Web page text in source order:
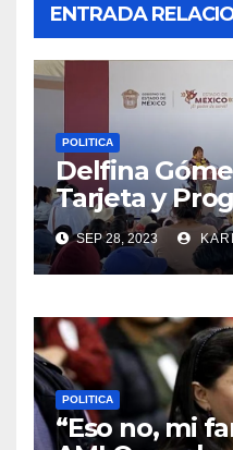
ENTRADA
POLITICA
Delfina
Tarjeta y
con Bienestar
SEP 28, 2023
POLITICA
“Eso no, mi